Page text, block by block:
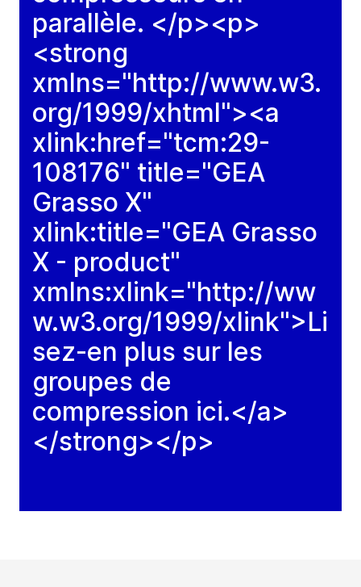
parallèle. </p><p>
<strong
xmlns="http://www.w3.
org/1999/xhtml"><a
xlink:href="tcm:29-
108176" title="GEA
Grasso X"
xlink:title="GEA Grasso
X - product"
xmlns:xlink="http://ww
w.w3.org/1999/xlink">Li
sez-en plus sur les
groupes de
compression ici.</a>
</strong></p>